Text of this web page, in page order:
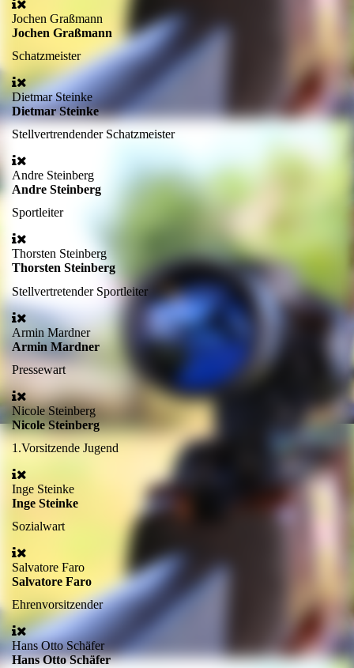
Jochen Graßmann
Jochen Graßmann
Schatzmeister
Dietmar Steinke
Dietmar Steinke
Stellvertrendender Schatzmeister
Andre Steinberg
Andre Steinberg
Sportleiter
Thorsten Steinberg
Thorsten Steinberg
Stellvertretender Sportleiter
Armin Mardner
Armin Mardner
Pressewart
Nicole Steinberg
Nicole Steinberg
1.Vorsitzende Jugend
Inge Steinke
Inge Steinke
Sozialwart
Salvatore Faro
Salvatore Faro
Ehrenvorsitzender
Hans Otto Schäfer
Hans Otto Schäfer